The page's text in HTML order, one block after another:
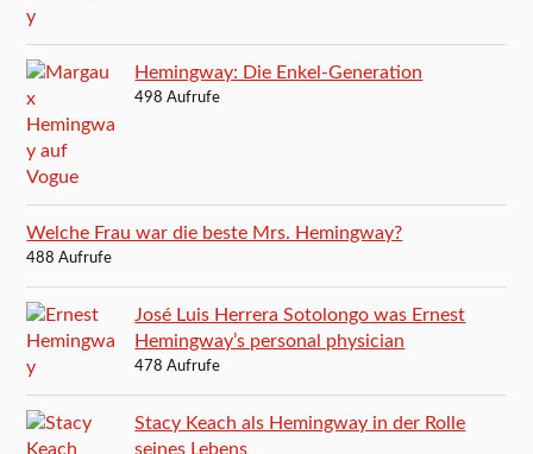
Hemingway: Die Enkel-Generation
498 Aufrufe
Welche Frau war die beste Mrs. Hemingway?
488 Aufrufe
José Luis Herrera Sotolongo was Ernest
Hemingway’s personal physician
478 Aufrufe
Stacy Keach als Hemingway in der Rolle
seines Lebens